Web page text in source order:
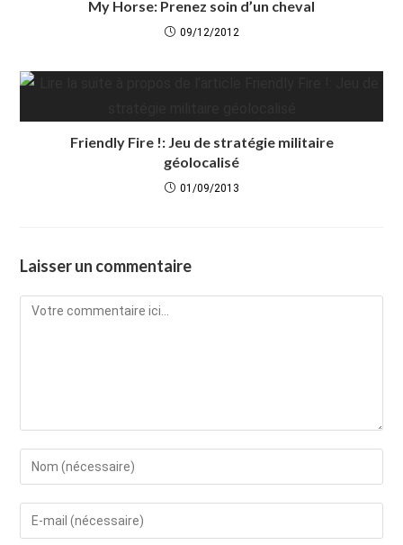
My Horse: Prenez soin d’un cheval
09/12/2012
Friendly Fire !: Jeu de stratégie militaire
géolocalisé
01/09/2013
Laisser un commentaire
Comment
Enter
your
name
Enter
your